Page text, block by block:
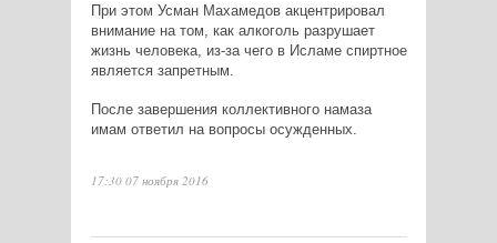
При этом Усман Махамедов акцентрировал
внимание на том, как алкоголь разрушает
жизнь человека, из-за чего в Исламе спиртное
является запретным.
После завершения коллективного намаза
имам ответил на вопросы осужденных.
17:30 07 ноября 2016